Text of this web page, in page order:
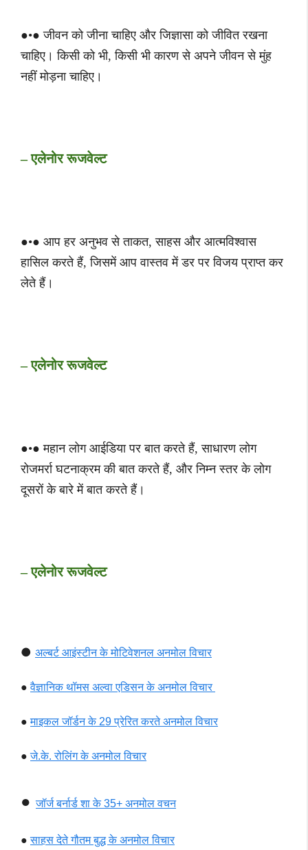
●•● जीवन को जीना चाहिए और जिज्ञासा को जीवित रखना
चाहिए। किसी को भी, किसी भी कारण से अपने जीवन से मुंह
नहीं मोड़ना चाहिए।
– एलेनोर रूजवेल्ट
●•● आप हर अनुभव से ताकत, साहस और आत्मविश्वास
हासिल करते हैं, जिसमें आप वास्तव में डर पर विजय प्राप्त कर
लेते हैं।
– एलेनोर रूजवेल्ट
●•● महान लोग आईडिया पर बात करते हैं, साधारण लोग
रोजमर्रा घटनाक्रम की बात करते हैं, और निम्न स्तर के लोग
दूसरों के बारे में बात करते हैं।
– एलेनोर रूजवेल्ट
● अल्बर्ट आइंस्टीन के मोटिवेशनल अनमोल विचार
●वैज्ञानिक थॉमस अल्वा एडिसन के अनमोल विचार
●माइकल जॉर्डन के 29 प्रेरित करते अनमोल विचार
●जे.के. रोलिंग के अनमोल विचार
●जॉर्ज बर्नार्ड शा के 35+ अनमोल वचन
●साहस देते गौतम बुद्ध के अनमोल विचार